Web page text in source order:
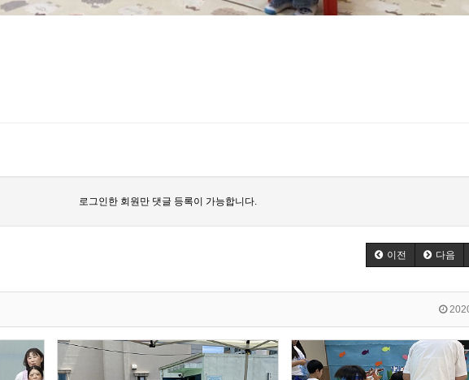
로그인한 회원만 댓글 등록이 가능합니다.
이전 다음